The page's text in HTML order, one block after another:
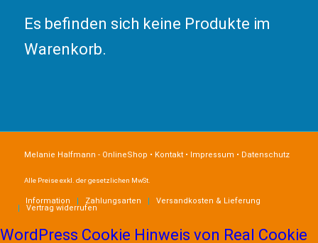
Es befinden sich keine Produkte im
Warenkorb.
Melanie Halfmann - OnlineShop • Kontakt• Impressum • Datenschutz
Alle Preise exkl. der gesetzlichen MwSt.
Information Zahlungsarten Versandkosten & Lieferung
Vertrag widerrufen
WordPress Cookie Hinweis von Real Cookie